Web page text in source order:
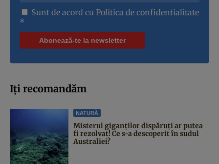
Sunt de acord cu Politica de confidentialitate
*
Iți recomandăm
NATURĂ
Misterul giganților dispăruți ar putea
fi rezolvat! Ce s-a descoperit în sudul
Australiei?